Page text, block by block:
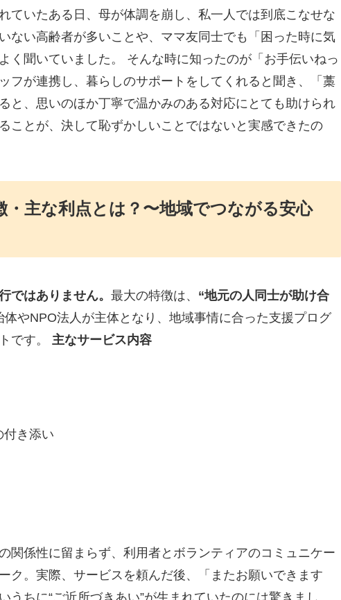
ていたある日、母が体調を崩し、私一人では到底こなせな
ない高齢者が多いことや、ママ友同士でも「困った時に気
聞いていました。 そんな時に知ったのが「お手伝いねっ
フが連携し、暮らしのサポートをしてくれると聞き、「藁
と、思いのほか丁寧で温かみのある対応にとても助けられ
ことが、決して恥ずかしいことではないと実感できたの
・主な利点とは？〜地域でつながる安心
ではありません。 最大の特徴は、 “地元の人同士が助け合
やNPO法人が主体となり、地域事情に合った支援プログ
です。 主なサービス内容
付き添い
関係性に留まらず、利用者とボランティアのコミュニケー
ク。実際、サービスを頼んだ後、「またお願いできます
うちに“ご近所づきあい”が生まれていたのには驚きまし